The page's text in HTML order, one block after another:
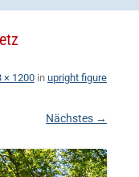
× 1200in upright figure
Nächstes →